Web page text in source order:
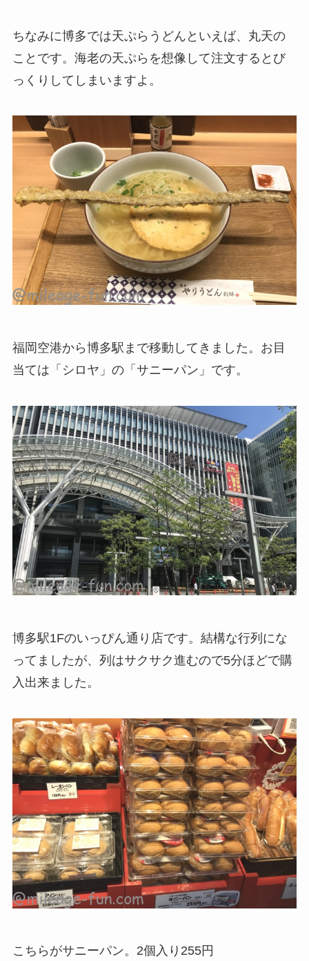
ちなみに博多では天ぷらうどんといえば、丸天の
ことです。海老の天ぷらを想像して注文するとび
っくりしてしまいますよ。
福岡空港から博多駅まで移動してきました。お目
当ては「シロヤ」の「サニーパン」です。
博多駅1Fのいっぴん通り店です。結構な行列にな
ってましたが、列はサクサク進むので5分ほどで購
入出来ました。
こちらがサニーパン。2個入り255円